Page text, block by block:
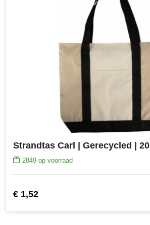
Strandtas Carl | Gerecycled | 20 l
2849op voorraad
€ 1,52